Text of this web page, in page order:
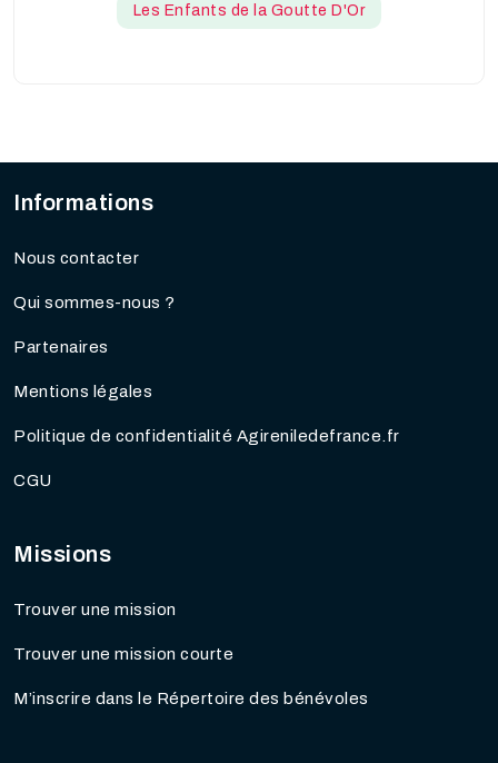
Les Enfants de la Goutte D'Or
Informations
Nous contacter
Qui sommes-nous ?
Partenaires
Mentions légales
Politique de confidentialité Agireniledefrance.fr
CGU
Missions
Trouver une mission
Trouver une mission courte
M’inscrire dans le Répertoire des bénévoles